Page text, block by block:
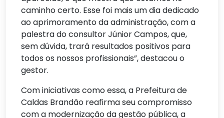
caminho certo. Esse foi mais um dia dedicado
ao aprimoramento da administração, com a
palestra do consultor Júnior Campos, que,
sem dúvida, trará resultados positivos para
todos os nossos profissionais”, destacou o
gestor.
Com iniciativas como essa, a Prefeitura de
Caldas Brandão reafirma seu compromisso
com a modernização da gestão pública, a